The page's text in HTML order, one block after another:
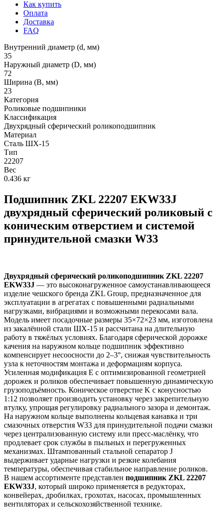
Как купить
Оплата
Доставка
FAQ
Внутренний диаметр (d, мм)
35
Наружный диаметр (D, мм)
72
Ширина (B, мм)
23
Категория
Роликовые подшипники
Классификация
Двухрядный сферический роликоподшипник
Материал
Сталь ШХ-15
Тип
22207
Вес
0.436 кг
Подшипник ZKL 22207 EKW33J
двухрядный сферический роликовый с
коническим отверстием и системой
принудительной смазки W33
Двухрядный сферический роликоподшипник ZKL 22207
EKW33J — это высоконагруженное самоустанавливающееся
изделие чешского бренда ZKL Group, предназначенное для
эксплуатации в агрегатах с повышенными радиальными
нагрузками, вибрациями и возможными перекосами вала.
Модель имеет посадочные размеры 35×72×23 мм, изготовлена
из закалённой стали ШХ-15 и рассчитана на длительную
работу в тяжёлых условиях. Благодаря сферической дорожке
качения на наружном кольце подшипник эффективно
компенсирует несоосности до 2–3°, снижая чувствительность
узла к неточностям монтажа и деформациям корпуса.
Усиленная модификация E с оптимизированной геометрией
дорожек и роликов обеспечивает повышенную динамическую
грузоподъёмность. Коническое отверстие K с конусностью
1:12 позволяет производить установку через закрепительную
втулку, упрощая регулировку радиального зазора и демонтаж.
На наружном кольце выполнены кольцевая канавка и три
смазочных отверстия W33 для принудительной подачи смазки
через централизованную систему или пресс-маслёнку, что
продлевает срок службы в пыльных и перегруженных
механизмах. Штампованный стальной сепаратор J
выдерживает ударные нагрузки и резкие колебания
температуры, обеспечивая стабильное направление роликов.
В нашем ассортименте представлен подшипник ZKL 22207
EKW33J, который широко применяется в редукторах,
конвейерах, дробилках, грохотах, насосах, промышленных
вентиляторах и сельскохозяйственной технике.